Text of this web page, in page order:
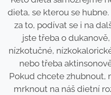
dieta, se kterou se
za to, podívat se i na
jste třeba o
nízkotučné,
nebo třeba
Pokud chcete zhubnout,
mrknout na náš dietní